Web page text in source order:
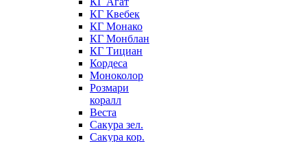
КГ Квебек
КГ Монако
КГ Монблан
КГ Тициан
Кордеса
Моноколор
Розмари
коралл
Веста
Сакура зел.
Сакура кор.